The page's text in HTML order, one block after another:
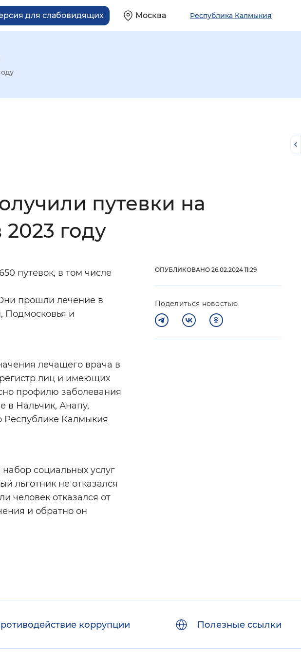
для слабовидящих Москва Республика Калмыкия
Синий фон
Повторить
путевки на
году
путевок, в том числе
прошли лечение в
Подмосковья и
лечащего врача в
лиц и имеющих
профилю заболевания
в Нальчик, Анапу,
Калмыкия
социальных услуг
льготник не отказался
человек отказался от
и обратно он
ОПУБЛИКОВАНО 26.02.2024 11:29
Поделиться новостью
коррупции Полезные ссылки